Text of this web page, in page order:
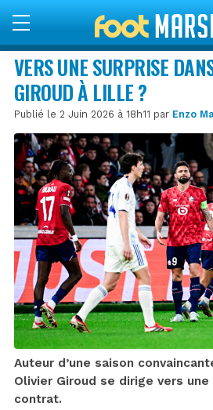
VERS UNE SURPRISE
GIROUD À LILLE ?
Publié le 2 Juin 2026 à 18h11 par Enzo
Auteur d’une saison
Olivier Giroud se dirige vers
contrat.